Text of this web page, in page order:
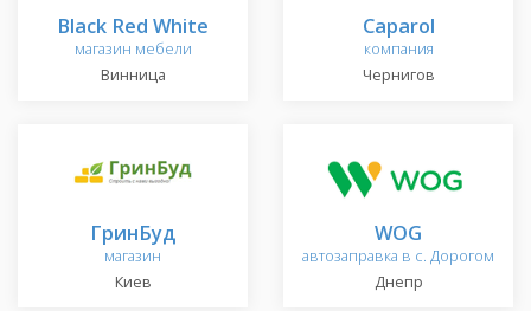
Black Red White
магазин мебели
Винница
Caparol
компания
Чернигов
ГринБуд
магазин
Киев
WOG
автозаправка в с. Дорогом
Днепр